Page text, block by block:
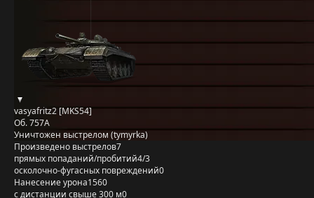
vasyafritz2 [MKS54]
Об. 757А
Уничтожен выстрелом (tymyrka)
Произведено выстрелов7
прямых попаданий/пробитий4/3
осколочно-фугасных повреждений0
Нанесение урона1560
с дистанции свыше 300 м0